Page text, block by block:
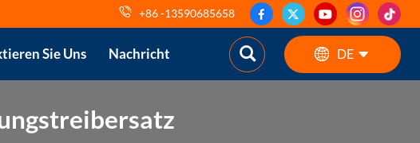
+86 -13590685658
Sie Uns Nachricht DE